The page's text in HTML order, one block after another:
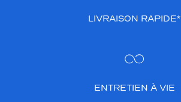
LIVRAISON RAPIDE*
ENTRETIEN À VIE